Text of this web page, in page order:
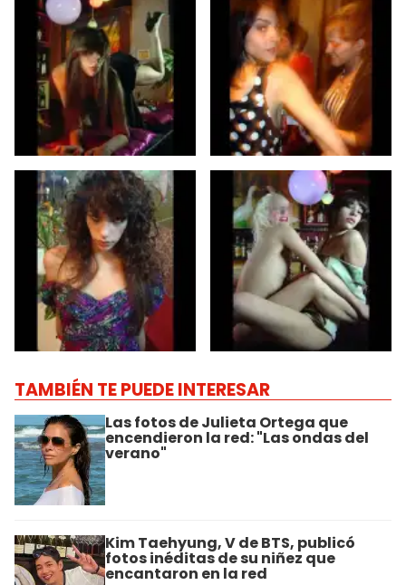
TAMBIÉN TE PUEDE INTERESAR
Las fotos de Julieta Ortega que
encendieron la red: "Las ondas del
verano"
Kim Taehyung, V de BTS, publicó
fotos inéditas de su niñez que
encantaron en la red